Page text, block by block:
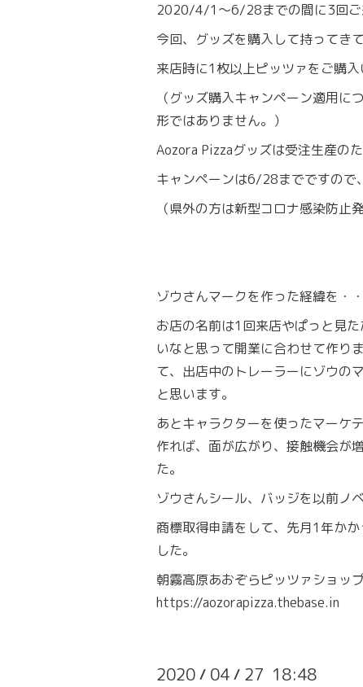
2020/4/1〜6/28までの間に3回ご
今回、グッズを購入して持ってき
来店時に1枚以上ピッツァをご購
（グッズ購入キャンペーン適用
形ではありません。）
Aozora Pizzaグッズは受注生産の
キャンペーンは6/28までですので
（県外の方は新型コロナ感染防止
ゾウさんマークを作った経緯を・・
お店の名前は1回来店やぱっと見
いなと思って開業に合わせて作り
て、出店中のトレーラーにゾウの
と思います。
あとキャラクターを使ったマーケ
作れば、面が広がり、接触機会が
た。
ゾウさんシール、バッジを以前ノ
商標取得申請をして、先月1年か
した。
朝霧高原あおぞらピッツァショッ
https://aozorapizza.thebase.in
2020 / 04 / 27 18:48